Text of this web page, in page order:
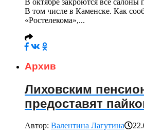
В том числе в Каменске. Как
«Ростелекома»,...
Архив
Лиховским
предоставят
Автор: Валентина Лагутина